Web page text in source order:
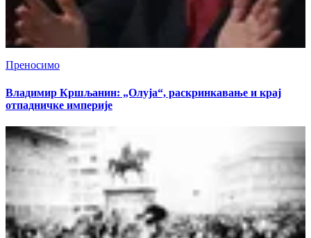
Преносимо
Владимир Кршљанин: „Олуја“, раскринкавање и крај
отпадничке империје